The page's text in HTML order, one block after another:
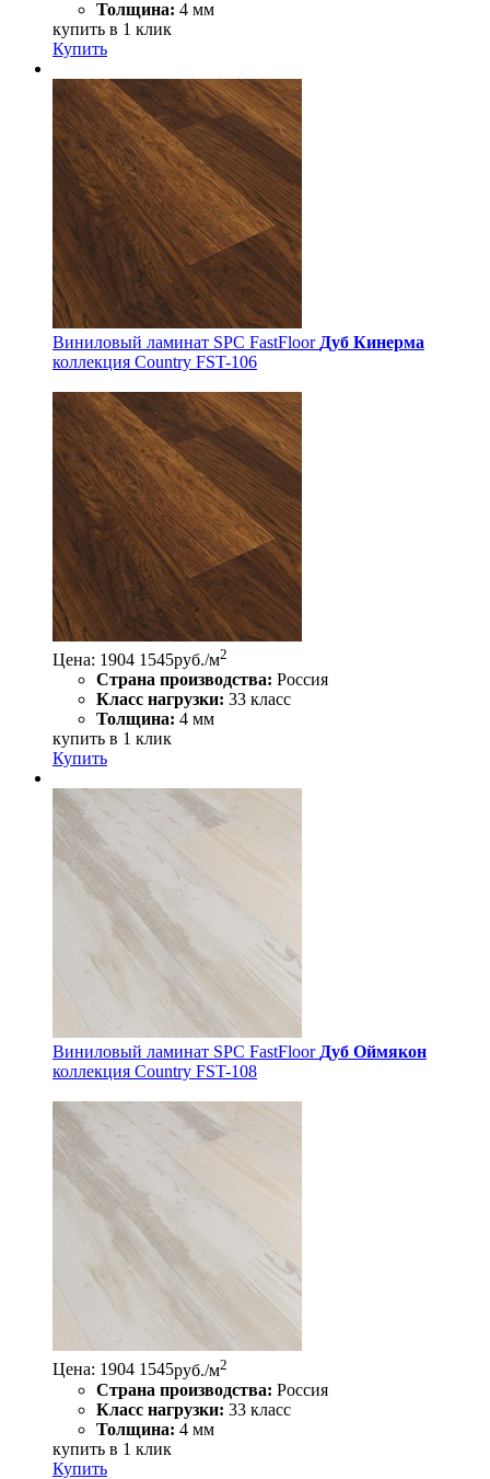
Толщина: 4 мм
купить в 1 клик
Купить
Виниловый ламинат SPC FastFloor Дуб Кинерма
коллекция Country FST-106
Цена: 1904 1545руб./м2
Страна производства: Россия
Класс нагрузки: 33 класс
Толщина: 4 мм
купить в 1 клик
Купить
Виниловый ламинат SPC FastFloorДуб Оймякон
коллекция Country FST-108
Цена: 1904 1545руб./м2
Страна производства: Россия
Класс нагрузки: 33 класс
Толщина: 4 мм
купить в 1 клик
Купить